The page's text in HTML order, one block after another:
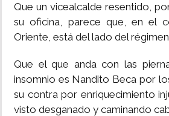
Que un vicealcalde resentido,
su oficina, parece que, en el
Oriente, está del lado del régimen
Que el que anda con las
insomnio es Nandito Beca por
su contra por enriquecimiento
visto desganado y caminando